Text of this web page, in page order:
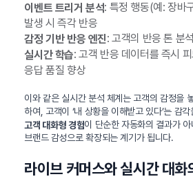
이벤트 트리거 분석: 특정 행동(예: 장바
발생 시 즉각 반응
감정 기반 반응 엔진: 고객의 반응 톤 분
실시간 학습: 고객 반응 데이터를 즉시
응답 품질 향상
이와 같은 실시간 분석 체계는 고객의 감정을
하여, 고객이 ‘내 상황을 이해받고 있다’는 감
고객 대화형 경험이 단순한 자동화의 결과가
브랜드 감성으로 확장되는 계기가 됩니다.
라이브 커머스와 실시간 대화